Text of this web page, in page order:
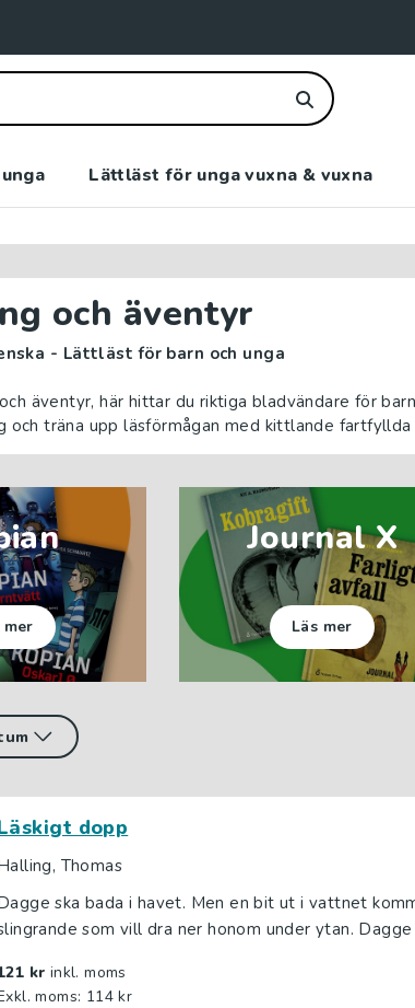
Lättläst för unga vuxna & vuxna
och äventyr
- Lättläst för barn och unga
äventyr, här hittar du riktiga bladvändare för
och träna upp läsförmågan med kittlande
mer
Journal X
Läs mer
dopp
Thomas
ska bada i havet. Men en bit ut i vattnet
som vill dra ner honom under ytan. Dagge
kr inkl. moms
moms: 114 kr